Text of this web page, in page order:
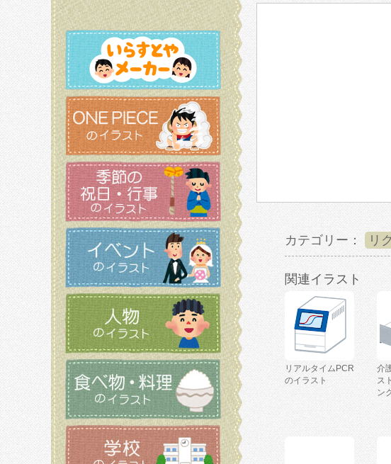
カテゴリー： リ
関連イラスト
リアルタイムPCR
のイラスト
介
ス
ン